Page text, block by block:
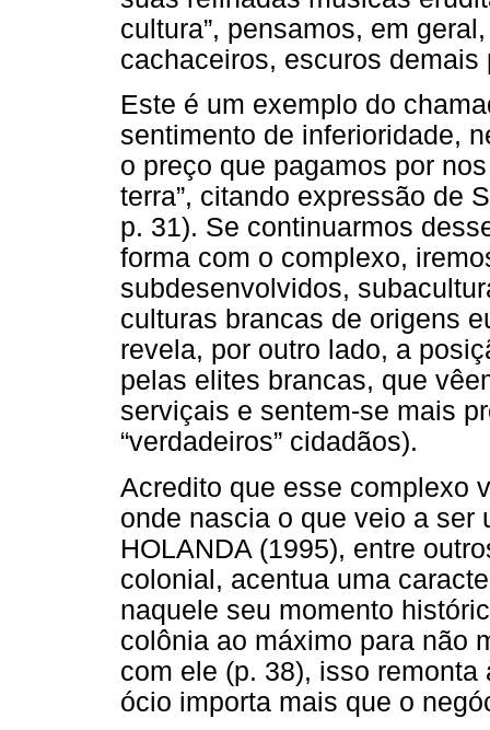
cultura”, pensamos, em
cachaceiros, escuros demais
Este é um exemplo do
sentimento de inferioridade,
o preço que pagamos por
terra”, citando expressão de
p. 31). Se continuarmos
forma com o complexo,
subdesenvolvidos,
culturas brancas de origens
revela, por outro lado, a
pelas elites brancas, que
serviçais e sentem-se mais
“verdadeiros” cidadãos).
Acredito que esse complexo
onde nascia o que veio a ser
HOLANDA (1995), entre
colonial, acentua uma
naquele seu momento
colônia ao máximo para não
com ele (p. 38), isso remonta
ócio importa mais que o